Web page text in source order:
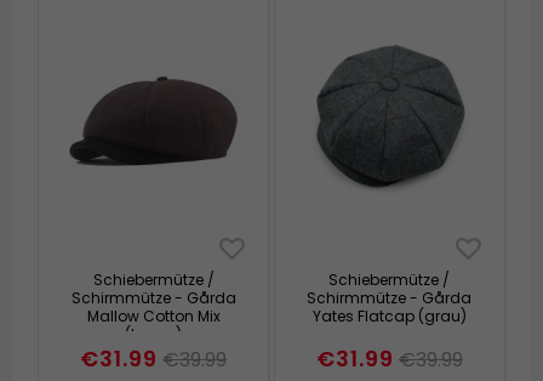
Schiebermütze /
Schirmmütze - Gårda
Mallow Cotton Mix
(braun)
€31.99 €39.99
Schiebermütze /
Schirmmütze - Gårda
Yates Flatcap (grau)
€31.99 €39.99